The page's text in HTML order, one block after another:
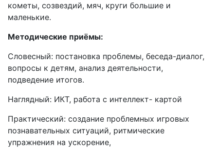
кометы, созвездий, мяч, круги большие и
маленькие.
Методические приёмы:
Словесный: постановка проблемы, беседа-диалог,
вопросы к детям, анализ деятельности,
подведение итогов.
Наглядный: ИКТ, работа с интеллект- картой
Практический: создание проблемных игровых
познавательных ситуаций, ритмические
упражнения на ускорение,